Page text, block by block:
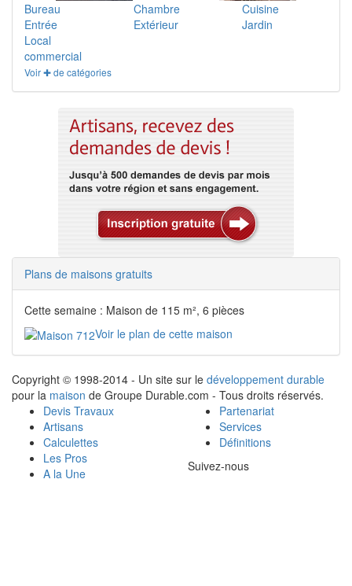
Bureau Chambre
Cuisine
Entrée
Extérieur
Jardin
Local
commercial
Voir ✚ de catégories
Plans de maisons gratuits
Cette semaine : Maison de 115 m², 6 pièces
Voir le plan de cette maison
Copyright © 1998-2014 - Un site sur le développement durable
pour la maison de Groupe Durable.com - Tous droits réservés.
Devis Travaux
Artisans
Calculettes
Les Pros
A la Une
Partenariat
Services
Définitions
Suivez-nous